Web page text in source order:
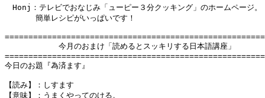
Honj：テレビでおなじみ「ューピー３分クッキング」のホームページ。
簡単レシピがいっぱいです！
今月のおまけ「読めるとスッキリする日本語講座」
今日のお題『為済ます』
【読み】：しすます
【意味】：うまくやってのける。